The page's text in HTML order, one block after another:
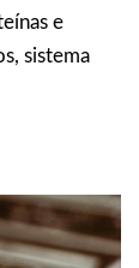
e
sistema